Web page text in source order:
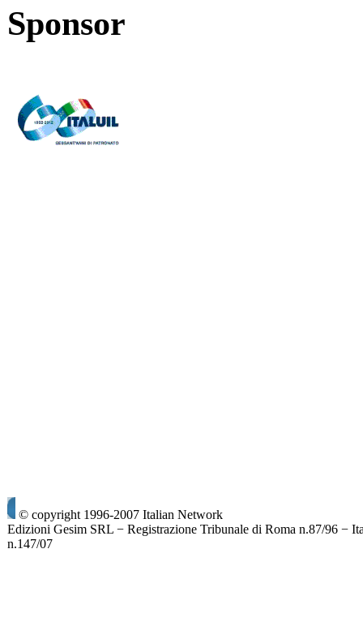
Sponsor
© copyright 1996-2007 Italian Network
Edizioni Gesim SRL − Registrazione Tribunale di Roma n.87/96 −
n.147/07